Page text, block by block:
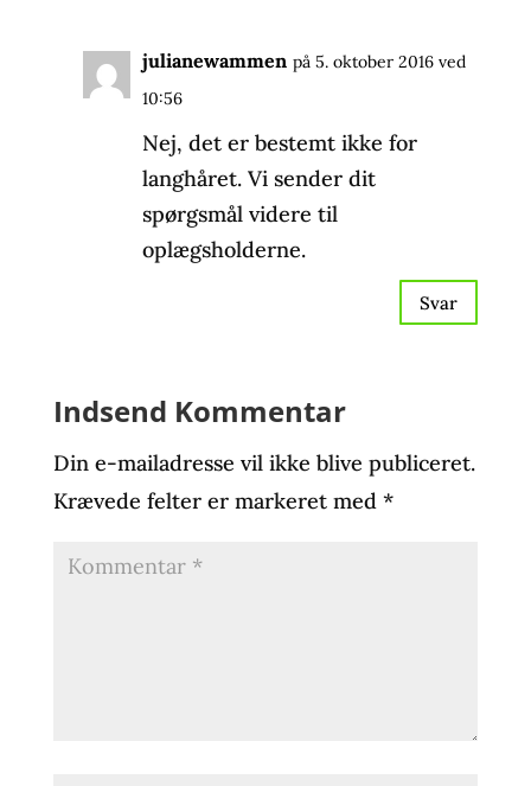
julianewammen på 5. oktober 2016 ved
10:56
Nej, det er bestemt ikke for
langhåret. Vi sender dit
spørgsmål videre til
oplægsholderne.
Svar
Indsend Kommentar
Din e-mailadresse vil ikke blive publiceret.
Krævede felter er markeret med *